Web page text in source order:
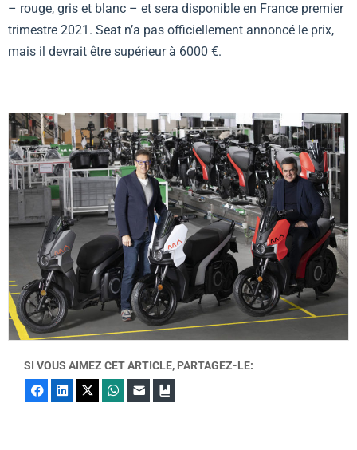
– rouge, gris et blanc – et sera disponible en France premier
trimestre 2021. Seat n’a pas officiellement annoncé le prix,
mais il devrait être supérieur à 6000 €.
SI VOUS AIMEZ CET ARTICLE, PARTAGEZ-LE:
FacebookLinkedIn WhatsApp
E-mail